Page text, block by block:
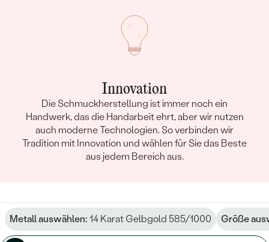
Innovation
Die Schmuckherstellung ist immer noch ein
Handwerk, das die Handarbeit ehrt, aber wir nutzen
auch moderne Technologien. So verbinden wir
Tradition mit Innovation und wählen für Sie das Beste
aus jedem Bereich aus.
Metall auswählen: 14 Karat Gelbgold 585/1000 Größe